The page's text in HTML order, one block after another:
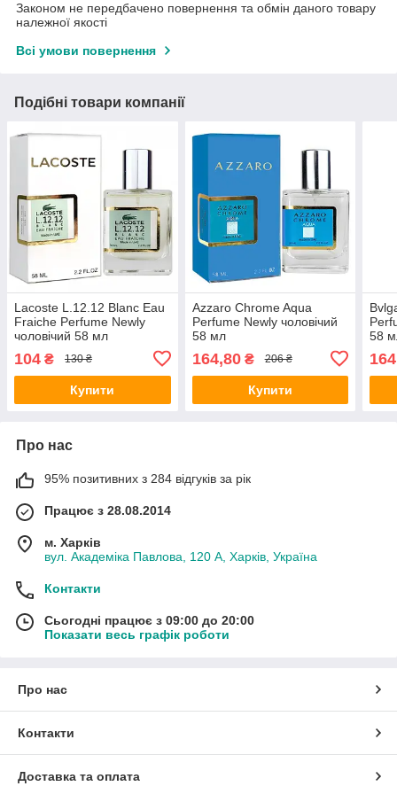
Законом не передбачено повернення та обмін даного товару
належної якості
Всі умови повернення
Подібні товари компанії
Lacoste L.12.12 Blanc Eau
Fraiche Perfume Newly
чоловічий 58 мл
104 ₴ 130 ₴
Купити
Azzaro Chrome Aqua
Perfume Newly чоловічий
58 мл
164,80₴ 206 ₴
Купити
58
Про нас
95% позитивних з 284 відгуків за рік
Працює з 28.08.2014
м. Харків
вул. Академіка Павлова, 120 А, Харків, Україна
Контакти
Сьогодні працює з 09:00 до 20:00
Показати весь графік роботи
Про нас
Контакти
Доставка та оплата